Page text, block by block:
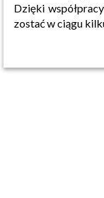
Dzięki
zostać w ciągu